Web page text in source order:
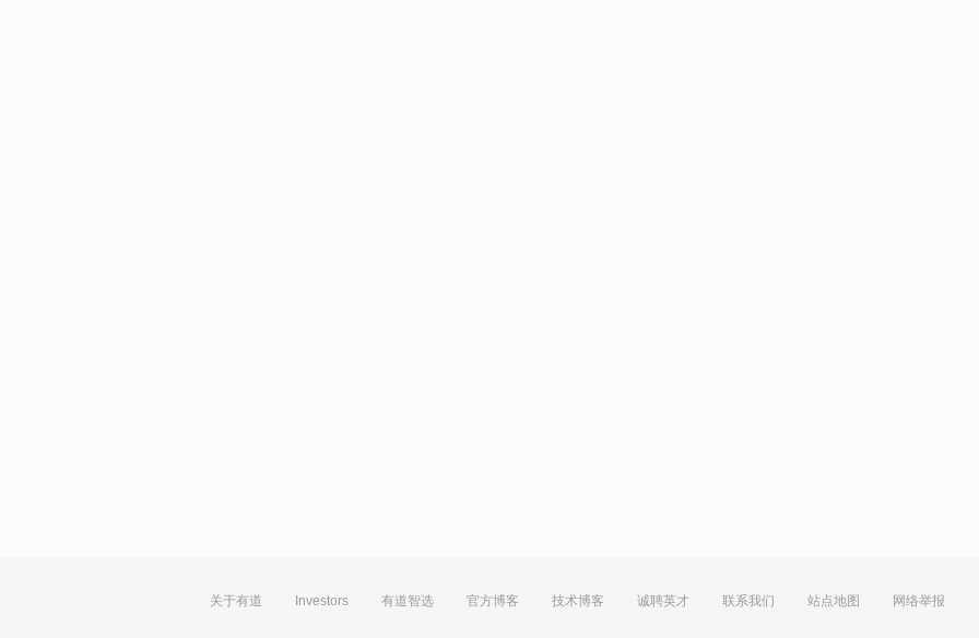
关于有道 Investors 有道智选 官方博客 技术博客 诚聘英才 联系我们 站点地图 网络举报